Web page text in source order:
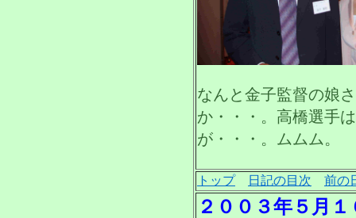
なんと金子監督の娘
か・・・。高橋選手
が・・・。ムムム。
トップ 日記の目次 前の
２００３年５月１